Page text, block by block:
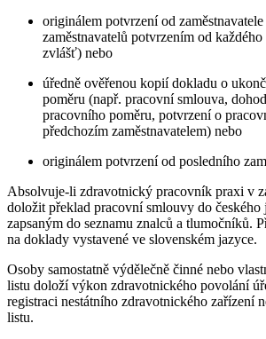
originálem potvrzení od
zaměstnavatelů potvrzením od každého
zvlášť) nebo
úředně ověřenou kopií dokladu o
poměru (např. pracovní smlouva,
pracovního poměru, potvrzení o
předchozím zaměstnavatelem) nebo
originálem potvrzení od posledního
Absolvuje-li zdravotnický pracovník praxi v
doložit překlad pracovní smlouvy do
zapsaným do seznamu znalců a tlumočníků.
na doklady vystavené ve slovenském jazyce.
Osoby samostatně výdělečně činné nebo
listu doloží výkon zdravotnického povolání
registraci nestátního zdravotnického zařízení
listu.